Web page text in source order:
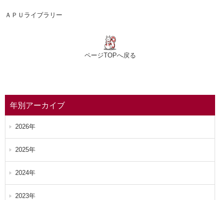
ＡＰＵライブラリー
ページTOPへ戻る
年別アーカイブ
2026年
2025年
2024年
2023年